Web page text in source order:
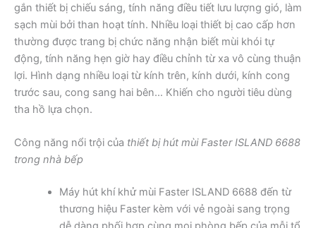
gắn thiết bị chiếu sáng, tính năng điều tiết lưu lượng gió, làm
sạch mùi bởi than hoạt tính. Nhiều loại thiết bị cao cấp hơn
thường được trang bị chức năng nhận biết mùi khói tự
động, tính năng hẹn giờ hay điều chỉnh từ xa vô cùng thuận
lợi. Hình dạng nhiều loại từ kính trên, kính dưới, kính cong
trước sau, cong sang hai bên… Khiến cho người tiêu dùng
tha hồ lựa chọn.
Công năng nổi trội của thiết bị hút mùi Faster ISLAND 6688
trong nhà bếp
Máy hút khí khử mùi Faster ISLAND 6688 đến từ
thương hiệu Faster kèm với vẻ ngoài sang trọng